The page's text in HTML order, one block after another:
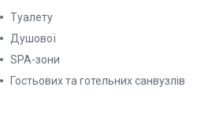
Туалету
Душової
SPA-зони
Гостьових та готельних санвузлів